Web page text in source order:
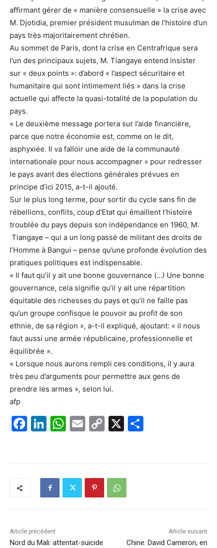
affirmant gérer de « manière consensuelle » la crise avec
M. Djotidia, premier président musulman de l’histoire d’un
pays très majoritairement chrétien.
Au sommet de Paris, dont la crise en Centrafrique sera
l’un des principaux sujets, M. Tiangaye entend insister
sur « deux points »: d’abord « l’aspect sécuritaire et
humanitaire qui sont intimement liés » dans la crise
actuelle qui affecte la quasi-totalité de la population du
pays.
« Le deuxième message portera sur l’aide financière,
parce que notre économie est, comme on le dit,
asphyxiée. Il va falloir une aide de la communauté
internationale pour nous accompagner » pour redresser
le pays avant des élections générales prévues en
principe d’ici 2015, a-t-il ajouté.
Sur le plus long terme, pour sortir du cycle sans fin de
rébellions, conflits, coup d’Etat qui émaillent l’histoire
troublée du pays depuis son indépendance en 1960, M.
Tiangaye – qui a un long passé de militant des droits de
l’Homme à Bangui – pense qu’une profonde évolution des
pratiques politiques est indispensable.
« Il faut qu’il y ait une bonne gouvernance (…) Une bonne
gouvernance, cela signifie qu’il y ait une répartition
équitable des richesses du pays et qu’il ne faille pas
qu’un groupe confisque le pouvoir au profit de son
ethnie, de sa région », a-t-il expliqué, ajoutant: « il nous
faut aussi une armée républicaine, professionnelle et
équilibrée ».
« Lorsque nous aurons rempli ces conditions, il y aura
très peu d’arguments pour permettre aux gens de
prendre les armes », selon lui.
afp
F
k
Li
dI
n
W
A
p
E
C
Li
n
X
Article précédent
Nord du Mali: attentat-suicide
Article suivant
Chine: David Cameron, en